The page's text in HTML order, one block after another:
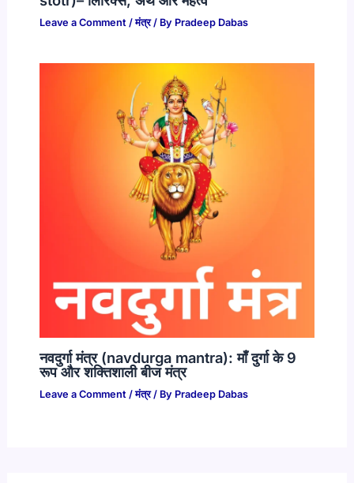
Leave a Comment /मंत्र/ By Pradeep Dabas
नवदुर्गा मंत्र (navdurga mantra): माँ दुर्गा के 9
रूप और शक्तिशाली बीज मंत्र
Leave a Comment /मंत्र/ By Pradeep Dabas